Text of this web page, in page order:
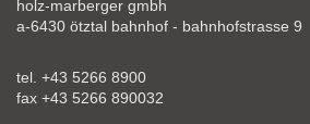
holz-marberger gmbh
a-6430 ötztal bahnhof - bahnhofstrasse 9
tel. +43 5266 8900
fax +43 5266 890032